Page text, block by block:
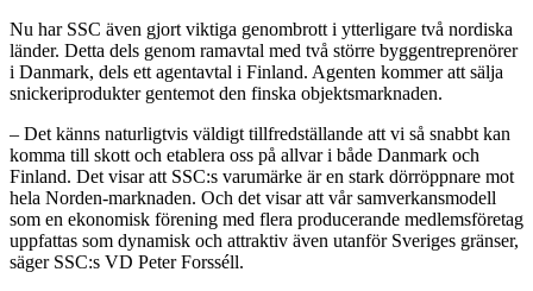
Nu har SSC även gjort viktiga genombrott i ytterligare två nordiska
länder. Detta dels genom ramavtal med två större byggentreprenörer
i Danmark, dels ett agentavtal i Finland. Agenten kommer att sälja
snickeriprodukter gentemot den finska objektsmarknaden.
– Det känns naturligtvis väldigt tillfredställande att vi så snabbt kan
komma till skott och etablera oss på allvar i både Danmark och
Finland. Det visar att SSC:s varumärke är en stark dörröppnare mot
hela Norden-marknaden. Och det visar att vår samverkansmodell
som en ekonomisk förening med flera producerande medlemsföretag
uppfattas som dynamisk och attraktiv även utanför Sveriges gränser,
säger SSC:s VD Peter Forsséll.